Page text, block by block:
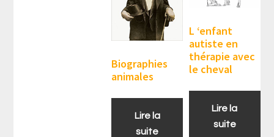
Biographies
animales
Lire la
suite
L ‘enfant
autiste en
thérapie avec
le cheval
Lire la
suite